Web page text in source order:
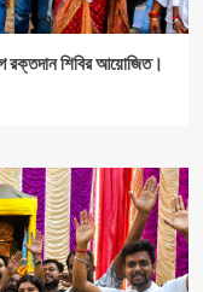
রক্তদান শিবির আয়োজিত।